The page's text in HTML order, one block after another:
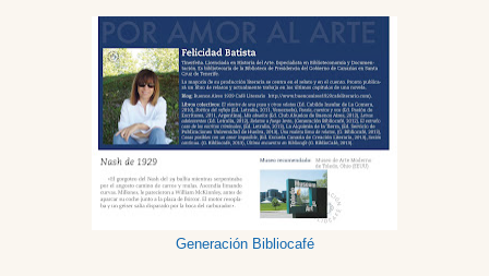
Generación Bibliocafé